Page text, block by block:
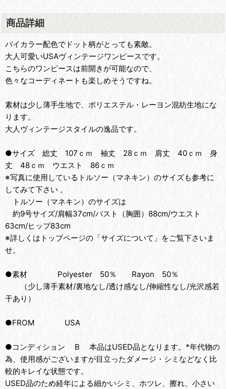
商品詳細
バイカラー配色でドット柄がとっても素敵。
大人可愛いUSAヴィンテージワンピースです。
こちらのワンピースは前開きが可能なので、
色々なコーディネートも楽しめそうですね。
素材は少し薄手生地で、ポリエステル・レーヨン混紡生地にな
ります。
大人ヴィンテージスタイルの逸品です。
●サイズ 総丈 107ｃｍ 袖丈 28ｃｍ 肩丈 40ｃｍ 身
丈 48ｃｍ ウエスト 86ｃｍ
※写真に使用しているトルソー（マネキン）のサイズも参考に
してみて下さい 。
トルソー（マネキン）のサイズは
約9号サイズ/肩幅37cm/バスト（胸囲）88cm/ウエスト
63cm/ヒップ83cm
※詳しくはトップページの「サイズについて」をご覧下さいま
せ。
●素材 Polyester 50％ Rayon 50％
（少し薄手素材/裏地なし/透け感なし/伸縮性なし/光沢感若
干あり）
●FROM USA
●コンディション B 本品はUSED品となります。*年代物の
為、使用感がございますが目立ったダメージ・シミなどなく比
較的キレイな状態です。
USED品のため経年による細かいシミ、ホツレ、擦れ、小さい